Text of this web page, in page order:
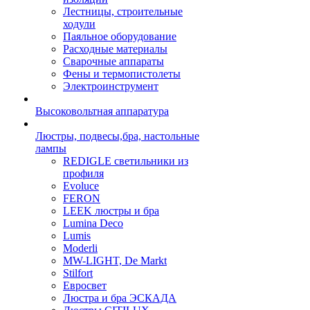
Лестницы, строительные
ходули
Паяльное оборудование
Расходные материалы
Сварочные аппараты
Фены и термопистолеты
Электроинструмент
Высоковольтная аппаратура
Люстры, подвесы,бра, настольные
лампы
REDIGLE светильники из
профиля
Evoluce
FERON
LEEK люстры и бра
Lumina Deco
Lumis
Moderli
MW-LIGHT, De Markt
Stilfort
Евросвет
Люстра и бра ЭСКАДА